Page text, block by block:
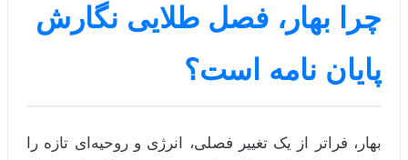
چرا بهار، فصل طلایی نگارش
پایان نامه است؟
بهار، فراتر از یک تغییر فصلی، انرژی و روحیه‌ای تازه را